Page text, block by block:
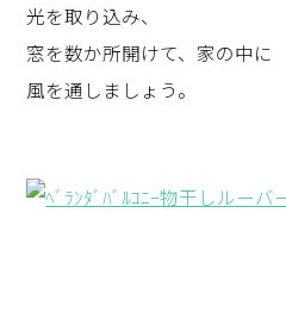
光を取り込み、
窓を数か所開けて、家の中に
風を通しましょう。